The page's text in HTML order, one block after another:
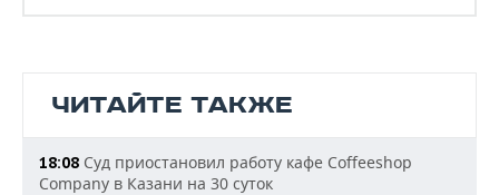
ЧИТАЙТЕ ТАКЖЕ
18:08 Суд приостановил работу кафе Coffeeshop
Company в Казани на 30 суток